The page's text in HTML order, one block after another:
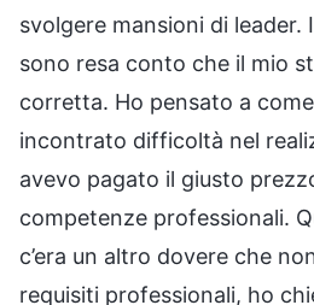
svolgere mansioni di leader.
sono resa conto che il mio
corretta. Ho pensato a
incontrato difficoltà nel
avevo pagato il giusto
competenze professionali.
c’era un altro dovere che
requisiti professionali, ho